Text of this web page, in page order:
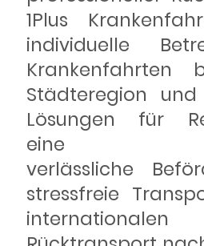
1Plus
individuelle
Städteregion
Lösungen für
eine
verlässliche
stressfreie